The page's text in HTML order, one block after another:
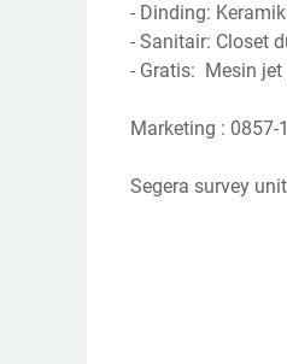
- Dinding:
- Sanitair: Closet
- Gratis: Mesin
Marketing : 0857-
Segera survey